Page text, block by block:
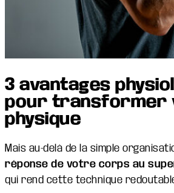
3 avantages
pour transformer
physique
Mais au-delà de la simple
réponse de votre corps au
qui rend cette technique